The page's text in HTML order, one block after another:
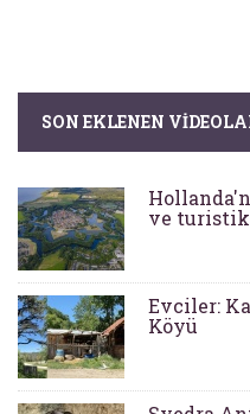
SON EKLENEN
ve
Evciler:
Köyü